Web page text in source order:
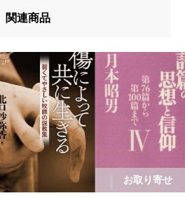
関連商品
お取り寄せ